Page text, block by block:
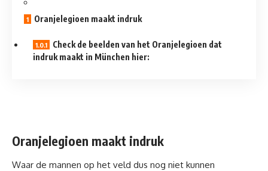
Oranjelegioen maakt indruk
Check de beelden van het Oranjelegioen dat
indruk maakt in München hier:
Oranjelegioen maakt indruk
Waar de mannen op het veld dus nog niet kunnen